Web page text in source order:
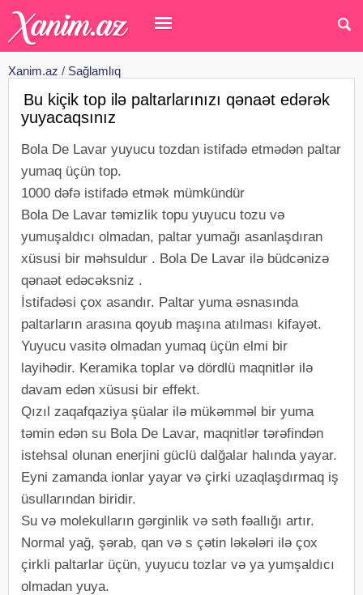
Xanim.az / Sağlamlıq
Bu kiçik top ilə paltarlarınızı qənaət edərək
yuyacaqsınız
Bola De Lavar yuyucu tozdan istifadə etmədən paltar
yumaq üçün top.
1000 dəfə istifadə etmək mümkündür
Bola De Lavar təmizlik topu yuyucu tozu və
yumuşaldıcı olmadan, paltar yumağı asanlaşdıran
xüsusi bir məhsuldur . Bola De Lavar ilə büdcənizə
qənaət edəcəksniz .
İstifadəsi çox asandır. Paltar yuma əsnasında
paltarların arasına qoyub maşına atılması kifayət.
Yuyucu vasitə olmadan yumaq üçün elmi bir
layihədir. Keramika toplar və dördlü maqnitlər ilə
davam edən xüsusi bir effekt.
Qızıl zaqafqaziya şüalar ilə mükəmməl bir yuma
təmin edən su Bola De Lavar, maqnitlər tərəfindən
istehsal olunan enerjini güclü dalğalar halında yayar.
Eyni zamanda ionlar yayar və çirki uzaqlaşdırmaq iş
üsullarından biridir.
Su və molekulların gərginlik və səth fəallığı artır.
Normal yağ, şərab, qan və s çətin ləkələri ilə çox
çirkli paltarlar üçün, yuyucu tozlar və ya yumşaldıcı
olmadan yuya.